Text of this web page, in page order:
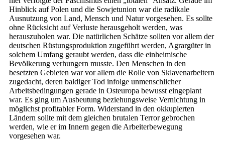
Hinblick auf Polen und die Sowjetunion war die radikale
Ausnutzung von Land, Mensch und Natur vorgesehen. Es sollte
ohne Rücksicht auf Verluste herausgeholt werden, was
herauszuholen war. Die natürlichen Schätze sollten vor allem der
deutschen Rüstungsproduktion zugeführt werden, Agrargüter in
solchem Umfang geraubt werden, dass die einheimische
Bevölkerung verhungern musste. Den Menschen in den
besetzten Gebieten war vor allem die Rolle von Sklavenarbeitern
zugedacht, deren baldiger Tod infolge unmenschlicher
Arbeitsbedingungen gerade in Osteuropa bewusst eingeplant
war. Es ging um Ausbeutung beziehungsweise Vernichtung in
möglichst profitabler Form. Widerstand in den okkupierten
Ländern sollte mit dem gleichen brutalen Terror gebrochen
werden, wie er im Innern gegen die Arbeiterbewegung
vorgesehen war.